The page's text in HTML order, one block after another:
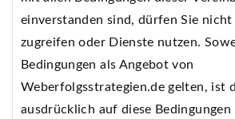
einverstanden sind, dürfen Sie
zugreifen oder Dienste nutzen.
Bedingungen als Angebot von
Weberfolgsstrategien.de gelten, ist
ausdrücklich auf diese